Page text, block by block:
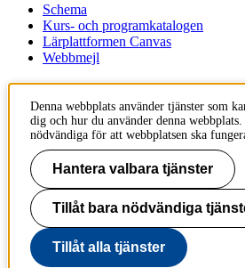
Schema
Kurs- och programkatalogen
Lärplattformen Canvas
Webbmejl
KTH
100 44 Stockholm
+46 8 790 60 00
Kontakta KTH
Jobba på KTH
Press och media
Faktura och betalning KTH
Om KTH:s webbplatser
Denna webbplats använder tjänster som
dig och hur du använder denna
nödvändiga för att webbplatsen ska
Hantera valbara tjänster
Tillåt bara nödvändiga
Tillåt alla tjänster